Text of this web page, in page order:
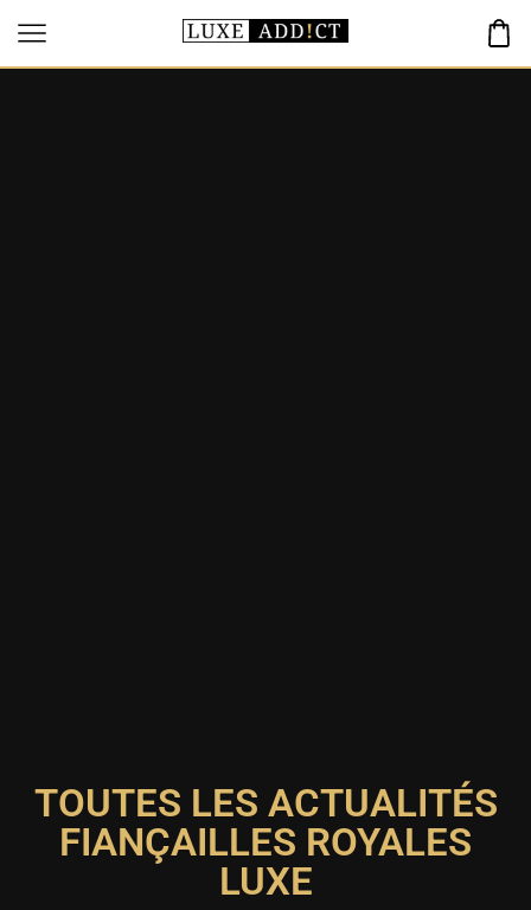
TOUTES LES ACTUALITÉS
FIANÇAILLES ROYALES
LUXE